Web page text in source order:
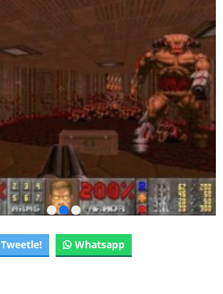
Tweetle! Whatsapp